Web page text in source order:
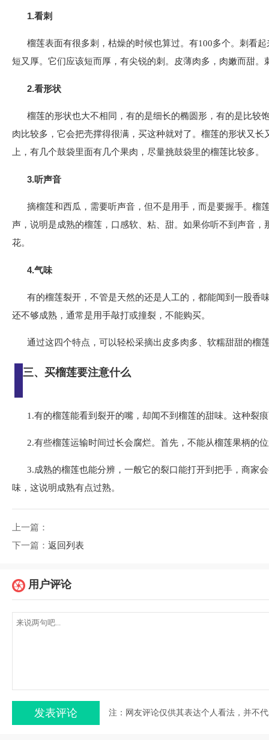
1.看刺
榴莲表面有很多刺，枯燥的时候也算过。有100多个。刺看
短又厚。它们应该短而厚，有尖锐的刺。皮薄肉多，肉嫩而甜。
2.看形状
榴莲的形状也大不相同，有的是细长的椭圆形，有的是比较
肉比较多，它会把壳撑得很满，买这种就对了。榴莲的形状又
上，有几个鼓袋里面有几个果肉，尽量挑鼓袋里的榴莲比较多。
3.听声音
摘榴莲和西瓜，需要听声音，但不是用手，而是要握手。榴
声，说明是成熟的榴莲，口感软、粘、甜。如果你听不到声音
花。
4.气味
有的榴莲裂开，不管是天然的还是人工的，都能闻到一股香
还不够成熟，通常是用手敲打或撞裂，不能购买。
通过这四个特点，可以轻松采摘出皮多肉多、软糯甜甜的榴
三、买榴莲要注意什么
1.有的榴莲能看到裂开的嘴，却闻不到榴莲的甜味。这种裂
2.有些榴莲运输时间过长会腐烂。首先，不能从榴莲果柄的
3.成熟的榴莲也能分辨，一般它的裂口能打开到把手，商家
味，这说明成熟有点过熟。
上一篇：
下一篇： 返回列表
用户评论
注：网友评论仅供其表达个人看法，并不